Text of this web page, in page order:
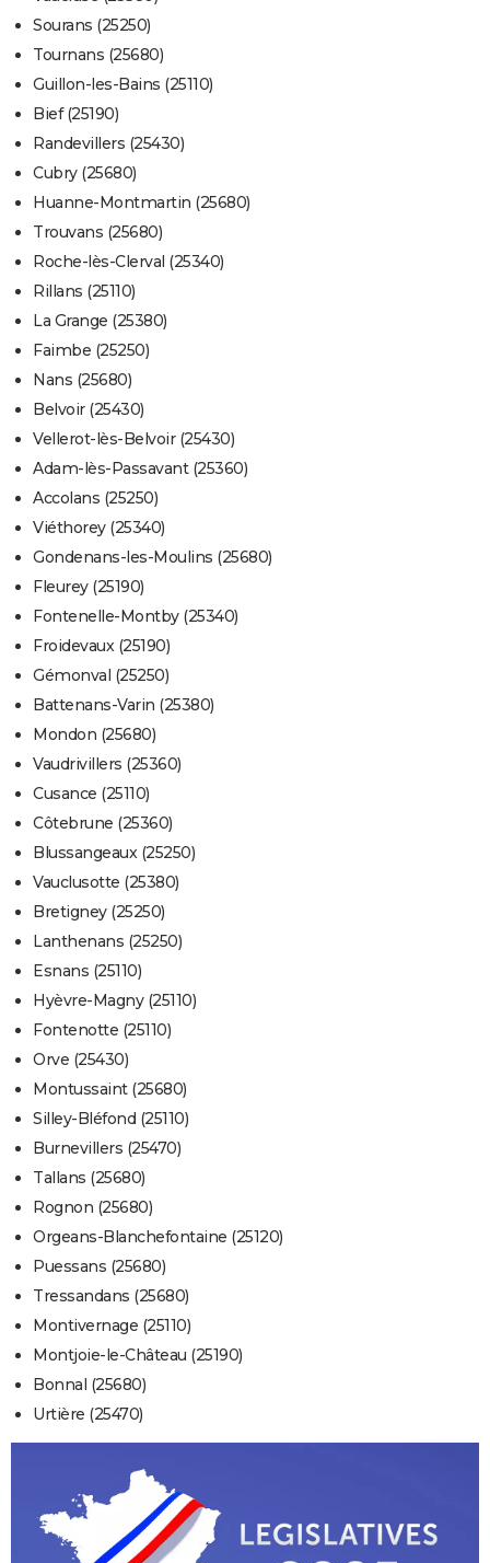
Sourans (25250)
Tournans (25680)
Guillon-les-Bains (25110)
Bief (25190)
Randevillers (25430)
Cubry (25680)
Huanne-Montmartin (25680)
Trouvans (25680)
Roche-lès-Clerval (25340)
Rillans (25110)
La Grange (25380)
Faimbe (25250)
Nans (25680)
Belvoir (25430)
Vellerot-lès-Belvoir (25430)
Adam-lès-Passavant (25360)
Accolans (25250)
Viéthorey (25340)
Gondenans-les-Moulins (25680)
Fleurey (25190)
Fontenelle-Montby (25340)
Froidevaux (25190)
Gémonval (25250)
Battenans-Varin (25380)
Mondon (25680)
Vaudrivillers (25360)
Cusance (25110)
Côtebrune (25360)
Blussangeaux (25250)
Vauclusotte (25380)
Bretigney (25250)
Lanthenans (25250)
Esnans (25110)
Hyèvre-Magny (25110)
Fontenotte (25110)
Orve (25430)
Montussaint (25680)
Silley-Bléfond (25110)
Burnevillers (25470)
Tallans (25680)
Rognon (25680)
Orgeans-Blanchefontaine (25120)
Puessans (25680)
Tressandans (25680)
Montivernage (25110)
Montjoie-le-Château (25190)
Bonnal (25680)
Urtière (25470)